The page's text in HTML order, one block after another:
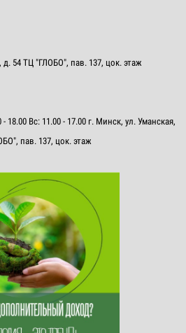
54 ТЦ "ГЛОБО", пав. 137, цок. этаж
- 18.00 Вс: 11.00 - 17.00 г. Минск, ул. Уманская,
пав. 137, цок. этаж